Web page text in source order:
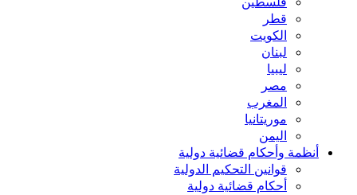
قطر
الكويت
لبنان
ليبيا
مصر
المغرب
موريتانيا
اليمن
أنظمة وأحكام قضائية دولية
قوانين التحكيم الدولية
أحكام قضائية دولية